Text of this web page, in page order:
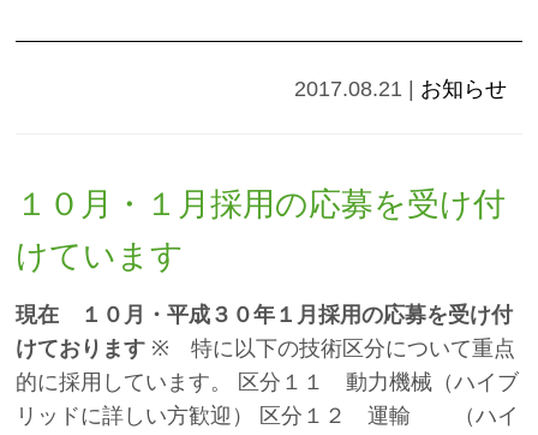
2017.08.21 お知らせ
１０月・１月採用の応募を受け付
けています
現在 １０月・平成３０年１月採用の応募を受け付
けております ※ 特に以下の技術区分について重点
的に採用しています。 区分１１ 動力機械（ハイブ
リッドに詳しい方歓迎） 区分１２ 運輸 （ハイ